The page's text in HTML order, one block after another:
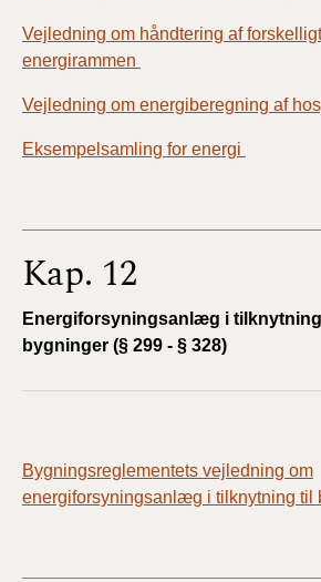
Vejledning om håndtering af
energirammen
Vejledning om energiberegning af
Eksempelsamling for energi
Kap. 12
Energiforsyningsanlæg i tilknytning
bygninger (§ 299 - § 328)
Bygningsreglementets vejledning om
energiforsyningsanlæg i tilknytning til